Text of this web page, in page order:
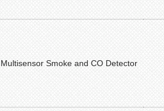
Multisensor Smoke and CO Detector